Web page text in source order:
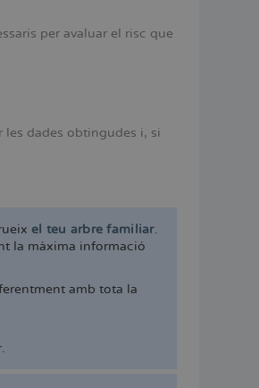
per avaluar el risc que
dades obtingudes i, si
el teu arbre familiar.
la màxima informació
amb tota la